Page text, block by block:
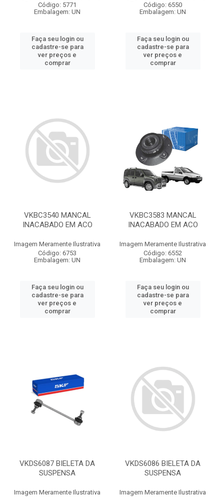
Código: 5771
Embalagem: UN
Faça seu login ou
cadastre-se para
ver preços e
comprar
Código: 6550
Embalagem: UN
Faça seu login ou
cadastre-se para
ver preços e
comprar
VKBC3540 MANCAL
INACABADO EM ACO
Imagem Meramente Ilustrativa
Código: 6753
Embalagem: UN
Faça seu login ou
cadastre-se para
ver preços e
comprar
VKBC3583 MANCAL
INACABADO EM ACO
Imagem Meramente Ilustrativa
Código: 6552
Embalagem: UN
Faça seu login ou
cadastre-se para
ver preços e
comprar
VKDS6087 BIELETA DA
SUSPENSA
Imagem Meramente Ilustrativa
VKDS6086 BIELETA DA
SUSPENSA
Imagem Meramente Ilustrativa